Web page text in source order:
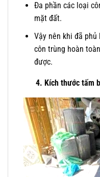
Đa phần các loại
mặt đất.
Vậy nên khi đã
côn trùng hoàn
được.
4. Kích thước tấm